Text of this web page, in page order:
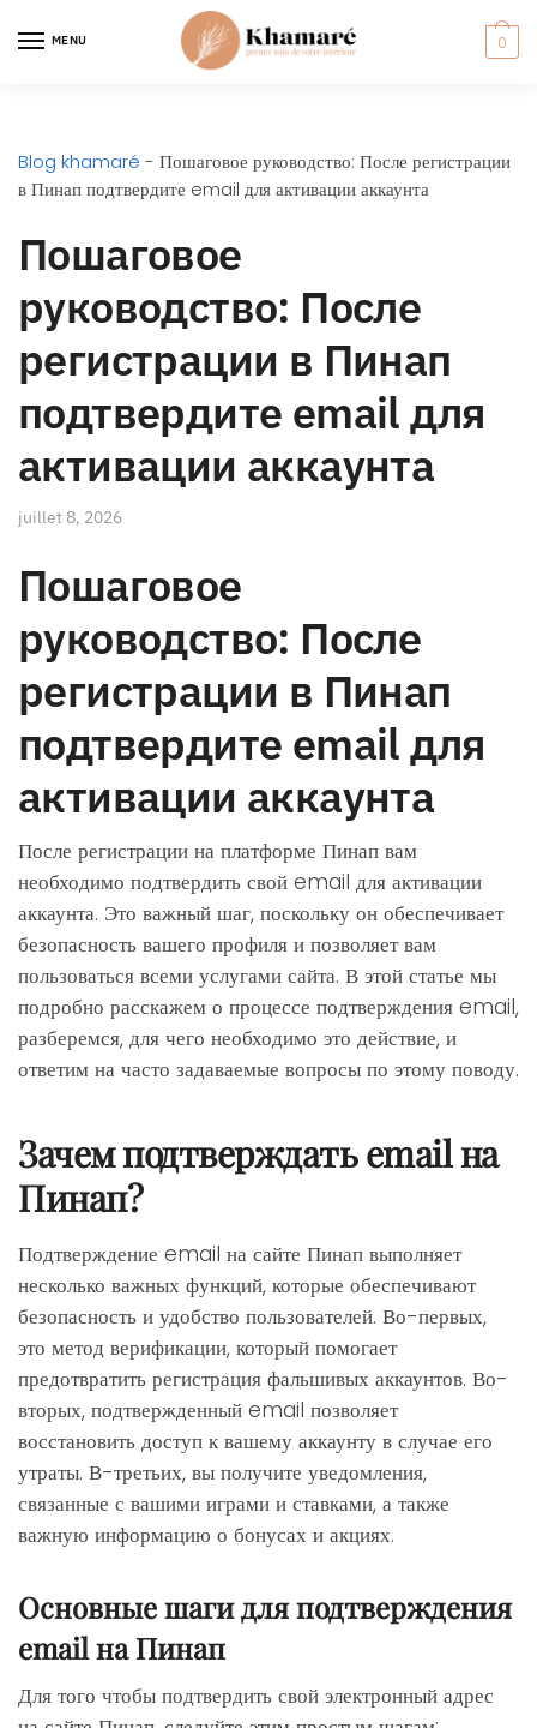
MENU 0
Blog khamaré - Пошаговое руководство: После регистрации
в Пинап подтвердите email для активации аккаунта
Пошаговое
руководство: После
регистрации в Пинап
подтвердите email для
активации аккаунта
juillet 8, 2026
Пошаговое
руководство: После
регистрации в Пинап
подтвердите email для
активации аккаунта
После регистрации на платформе Пинап вам
необходимо подтвердить свой email для активации
аккаунта. Это важный шаг, поскольку он обеспечивает
безопасность вашего профиля и позволяет вам
пользоваться всеми услугами сайта. В этой статье мы
подробно расскажем о процессе подтверждения email,
разберемся, для чего необходимо это действие, и
ответим на часто задаваемые вопросы по этому поводу.
Зачем подтверждать email на
Пинап?
Подтверждение email на сайте Пинап выполняет
несколько важных функций, которые обеспечивают
безопасность и удобство пользователей. Во-первых,
это метод верификации, который помогает
предотвратить регистрация фальшивых аккаунтов. Во-
вторых, подтвержденный email позволяет
восстановить доступ к вашему аккаунту в случае его
утраты. В-третьих, вы получите уведомления,
связанные с вашими играми и ставками, а также
важную информацию о бонусах и акциях.
Основные шаги для подтверждения
email на Пинап
Для того чтобы подтвердить свой электронный адрес